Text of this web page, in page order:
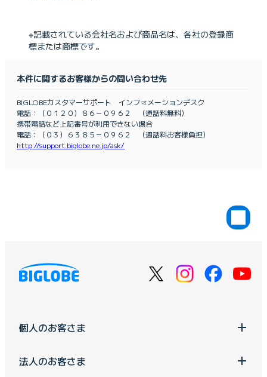
※記載されている会社名および商品名は、各社の登録商
標または商標です。
本件に関するお客様からの問い合わせ先
BIGLOBEカスタマーサポート インフォメーションデスク
電話：（０１２０）８６－０９６２ （通話料無料）
携帯電話など上記番号が利用できない場合
電話：（０３）６３８５－０９６２ （通話料お客様負担）
http://support.biglobe.ne.jp/ask/
個人のお客さま
法人のお客さま